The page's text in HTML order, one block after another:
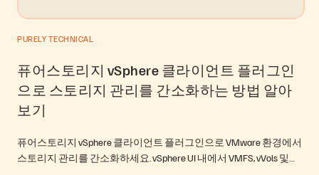
PURELY TECHNICAL
퓨어스토리지 vSphere 클라이언트 플러그인
으로 스토리지 관리를 간소화하는 방법 알아
보기
퓨어스토리지 vSphere 클라이언트 플러그인으로 VMware 환경에서
스토리지 관리를 간소화하세요. vSphere UI 내에서 VMFS, vVols 및…